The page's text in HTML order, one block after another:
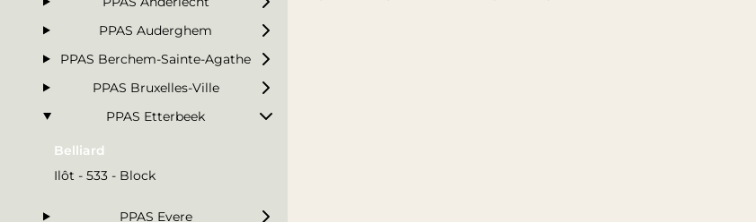
PPAS Auderghem
PPAS Berchem-Sainte-Agathe
PPAS Bruxelles-Ville
PPAS Etterbeek
Belliard
Ilôt - 533 - Block
PPAS Evere